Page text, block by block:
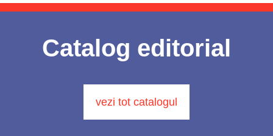
Catalog editorial
vezi tot catalogul